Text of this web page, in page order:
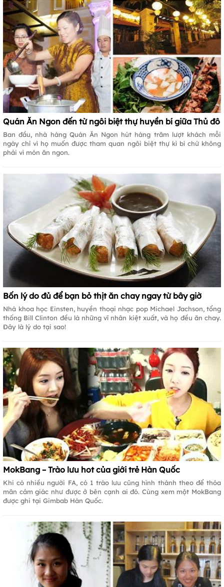
Quán Ăn Ngon đến từ ngôi biệt thự huyền bí giữa Thủ đô
Ban đầu, nhà hàng Quán Ăn Ngon hút hàng trăm lượt khách mỗi
ngày chỉ vì họ muốn được tham quan ngôi biệt thự kì bí chứ không
phải vì món ăn ngon.
Bốn lý do đủ để bạn bỏ thịt ăn chay ngay từ bây giờ
Nhà khoa học Einsten, huyền thoại nhạc pop Michael Jachson, tổng
thống Bill Clinton đều là những vĩ nhân kiệt xuất, và họ đều ăn chay.
Đây là lý do tại sao!
MokBang – Trào lưu hot của giới trẻ Hàn Quốc
Khi có nhiều người FA, có 1 trào lưu cũng hình thành theo để thỏa
mãn cảm giác như được ở bên cạnh ai đó. Cùng xem một MokBang
được ghi tại Gimbab Hàn Quốc.